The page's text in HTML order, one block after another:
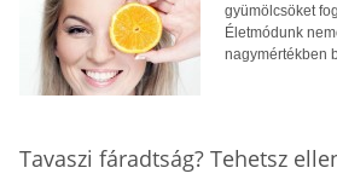
gyümölcsöket
Életmódunk
nagymértékben
Tavaszi fáradtság? Tehetsz